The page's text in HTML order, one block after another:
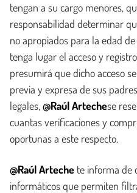
tengan a su cargo menores,
responsabilidad determinar
no apropiados para la edad
tenga lugar el acceso y
presumirá que dicho acceso
previa y expresa de sus
legales, @Raúl Artechese
cuantas verificaciones y
oportunas a este respecto.
@Raúl Arteche te informa de
informáticos que permiten